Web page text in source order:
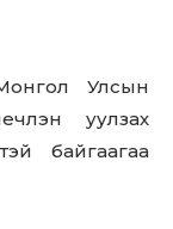
Улсын
уулзах
байгаагаа